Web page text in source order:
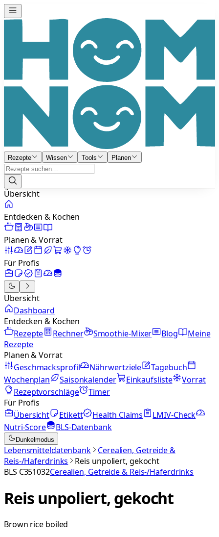
Rezepte Wissen Tools Planen
Übersicht
Entdecken & Kochen
Planen & Vorrat
Für Profis
Übersicht
Dashboard
Entdecken & Kochen
Rezepte
Rechner Smoothie-Mixer Blog
Meine
Rezepte
Planen & Vorrat
Geschmacksprofil
Nährwertziele
Tagebuch
Wochenplan
Saisonkalender Einkaufsliste
Vorrat
Rezeptvorschläge
Timer
Für Profis
Übersicht
Etikett Health Claims
LMIV-Check
Nutri-Score
BLS-Datenbank
Dunkelmodus
Lebensmitteldatenbank
Cerealien, Getreide &
Reis-/Haferdrinks
Reis unpoliert, gekocht
BLS C351032Cerealien, Getreide & Reis-/Haferdrinks
Reis unpoliert, gekocht
Brown rice boiled